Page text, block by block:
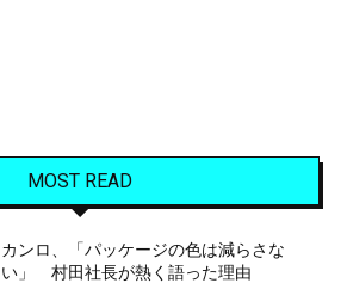
MOST READ
カンロ、「パッケージの色は減らさな
い」 村田社長が熱く語った理由